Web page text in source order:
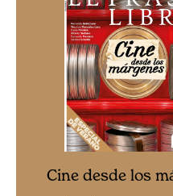
Cine desde los